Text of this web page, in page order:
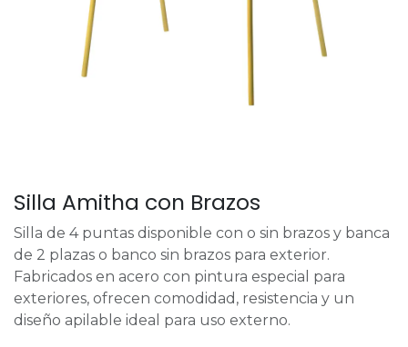
Silla Amitha con Brazos
Silla de 4 puntas disponible con o sin brazos y banca
de 2 plazas o banco sin brazos para exterior.
Fabricados en acero con pintura especial para
exteriores, ofrecen comodidad, resistencia y un
diseño apilable ideal para uso externo.